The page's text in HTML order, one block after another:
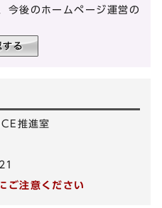
今後のホームページ運営の
推進室
ご注意ください